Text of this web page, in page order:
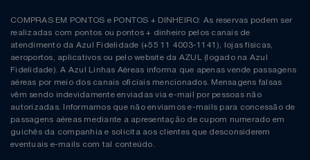
COMPRAS EM PONTOS e PONTOS + DINHEIRO: As reservas podem ser
realizadas com pontos ou pontos + dinheiro pelos canais de
atendimento da Azul Fidelidade (+55 11 4003-1141), lojas físicas,
aeroportos, aplicativos ou pelo website da AZUL (logado na Azul
Fidelidade). A Azul Linhas Aéreas informa que apenas vende passagens
aéreas por meio dos canais oficiais mencionados. Mensagens falsas
vêm sendo indevidamente enviadas via e-mail por pessoas não
autorizadas. Informamos que não enviamos e-mails para concessão de
passagens aéreas mediante a apresentação de cupom numerado em
guichês da companhia e solicita aos clientes que desconsiderem
eventuais e-mails com tal conteúdo.